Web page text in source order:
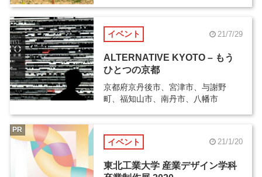
イベント 21/7/29
ALTERNATIVE KYOTO – もう
ひとつの京都
京都府京丹後市、宮津市、与謝野
町、福知山市、南丹市、八幡市
イベント 21/1/20
東北工業大学 産業デザイン学科
PR